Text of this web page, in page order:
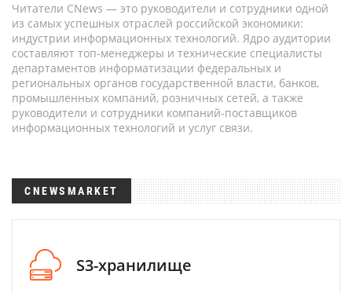
Читатели CNews — это руководители и сотрудники одной
из самых успешных отраслей российской экономики:
индустрии информационных технологий. Ядро аудитории
составляют топ-менеджеры и технические специалисты
департаментов информатизации федеральных и
региональных органов государственной власти, банков,
промышленных компаний, розничных сетей, а также
руководители и сотрудники компаний-поставщиков
информационных технологий и услуг связи.
CNEWSMARKET
S3-хранилище